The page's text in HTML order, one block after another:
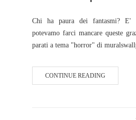
Chi ha paura dei fantasmi? E'
potevamo farci mancare queste
parati a tema "horror" di
CONTINUE READING